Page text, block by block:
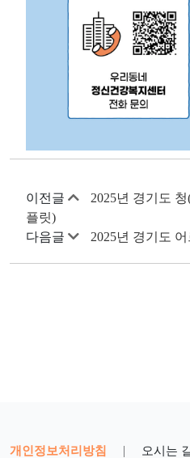
이전글
2025년 경기도
플릿)
다음글
2025년 경기도
개인정보처리방침 | 오시는